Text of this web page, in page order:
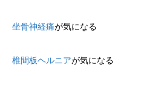
坐骨神経痛が気になる
椎間板ヘルニアが気になる